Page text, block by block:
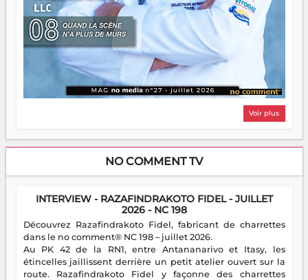
Voir plus
NO COMMENT TV
INTERVIEW - RAZAFINDRAKOTO FIDEL - JUILLET
2026 - NC 198
Découvrez Razafindrakoto Fidel, fabricant de charrettes
dans le no comment® NC 198 – juillet 2026.
Au PK 42 de la RN1, entre Antananarivo et Itasy, les
étincelles jaillissent derrière un petit atelier ouvert sur la
route. Razafindrakoto Fidel y façonne des charrettes